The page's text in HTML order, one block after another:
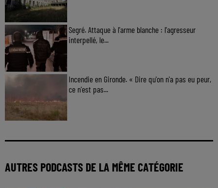
Segré. Attaque à l'arme blanche : l'agresseur
interpellé, le...
Incendie en Gironde. « Dire qu'on n'a pas eu peur,
ce n'est pas...
AUTRES PODCASTS DE LA MÊME CATÉGORIE